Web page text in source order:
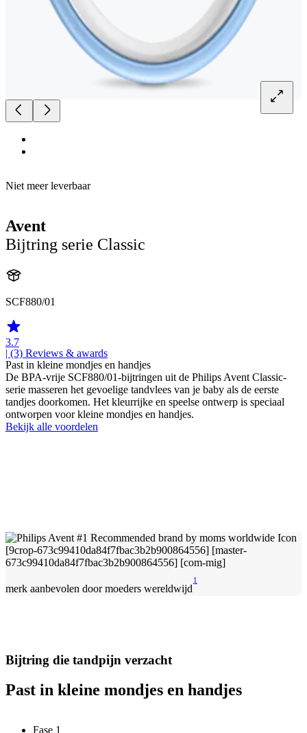
Niet meer leverbaar
Avent
Bijtring serie Classic
SCF880/01
3.7
| (3) Reviews & awards
Past in kleine mondjes en handjes
De BPA-vrije SCF880/01-bijtringen uit de Philips Avent Classic-
serie masseren het gevoelige tandvlees van je baby als de eerste
tandjes doorkomen. Het kleurrijke en speelse ontwerp is speciaal
ontworpen voor kleine mondjes en handjes.
Bekijk alle voordelen
merk aanbevolen door moeders wereldwijd
1
Bijtring die tandpijn verzacht
Past in kleine mondjes en handjes
Fase 1